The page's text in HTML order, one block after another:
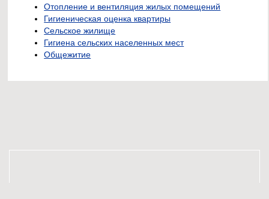
Отопление и вентиляция жилых помещений
Гигиеническая оценка квартиры
Сельское жилище
Гигиена сельских населенных мест
Общежитие